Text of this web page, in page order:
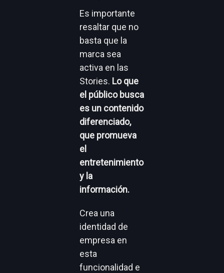
Es importante
resaltar que no
basta que la
marca sea
activa en las
Stories. Lo que
el público busca
es un contenido
diferenciado,
que promueva
el
entretenimiento
y la
información.
Crea una
identidad de
empresa en
esta
funcionalidad e